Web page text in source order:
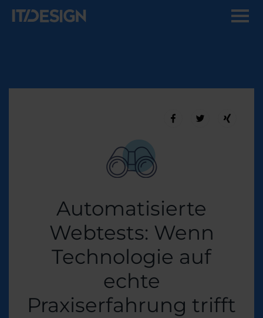
Automatisierte
Webtests: Wenn
Technologie auf
echte
Praxiserfahrung trifft